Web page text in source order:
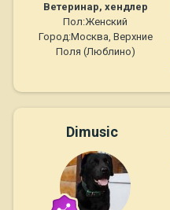
Ветеринар, хендлер
Пол:Женский
Город:Москва, Верхние
Поля (Люблино)
Dimusic